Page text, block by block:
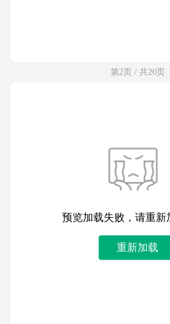
第2页 / 共20页
预览加载失败，请重新
重新加载